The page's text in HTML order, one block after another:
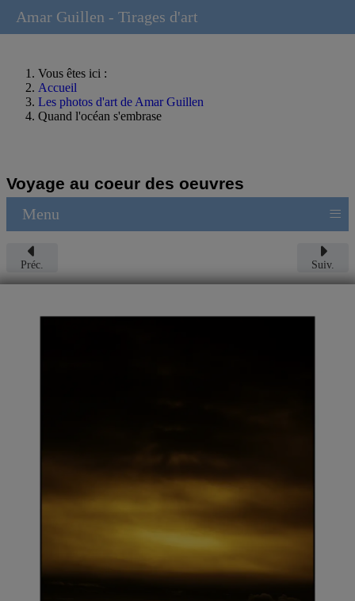
Vous êtes ici :
Accueil
Les photos d'art de Amar Guillen
Quand l'océan s'embrase
Voyage au coeur des oeuvres
Menu ≡
Préc. Suiv.
Amar Guillen - Tirages d'art